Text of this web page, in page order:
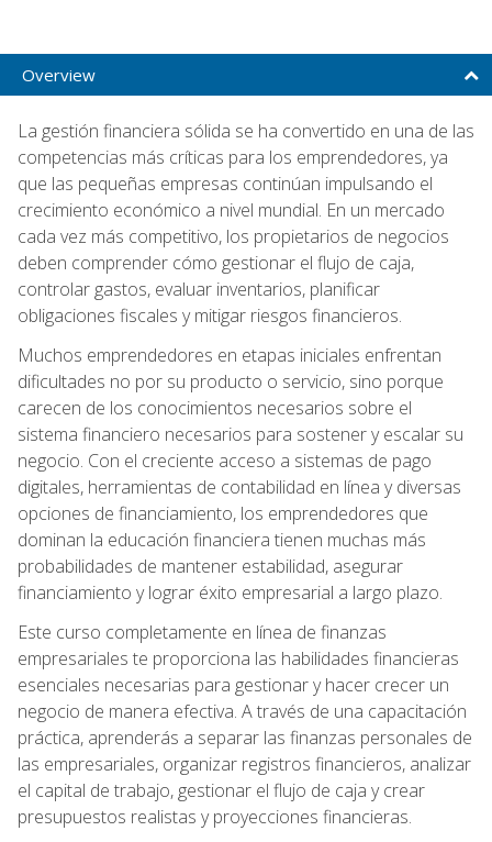
Overview
La gestión financiera sólida se ha convertido en una de las
competencias más críticas para los emprendedores, ya
que las pequeñas empresas continúan impulsando el
crecimiento económico a nivel mundial. En un mercado
cada vez más competitivo, los propietarios de negocios
deben comprender cómo gestionar el flujo de caja,
controlar gastos, evaluar inventarios, planificar
obligaciones fiscales y mitigar riesgos financieros.
Muchos emprendedores en etapas iniciales enfrentan
dificultades no por su producto o servicio, sino porque
carecen de los conocimientos necesarios sobre el
sistema financiero necesarios para sostener y escalar su
negocio. Con el creciente acceso a sistemas de pago
digitales, herramientas de contabilidad en línea y diversas
opciones de financiamiento, los emprendedores que
dominan la educación financiera tienen muchas más
probabilidades de mantener estabilidad, asegurar
financiamiento y lograr éxito empresarial a largo plazo.
Este curso completamente en línea de finanzas
empresariales te proporciona las habilidades financieras
esenciales necesarias para gestionar y hacer crecer un
negocio de manera efectiva. A través de una capacitación
práctica, aprenderás a separar las finanzas personales de
las empresariales, organizar registros financieros, analizar
el capital de trabajo, gestionar el flujo de caja y crear
presupuestos realistas y proyecciones financieras.